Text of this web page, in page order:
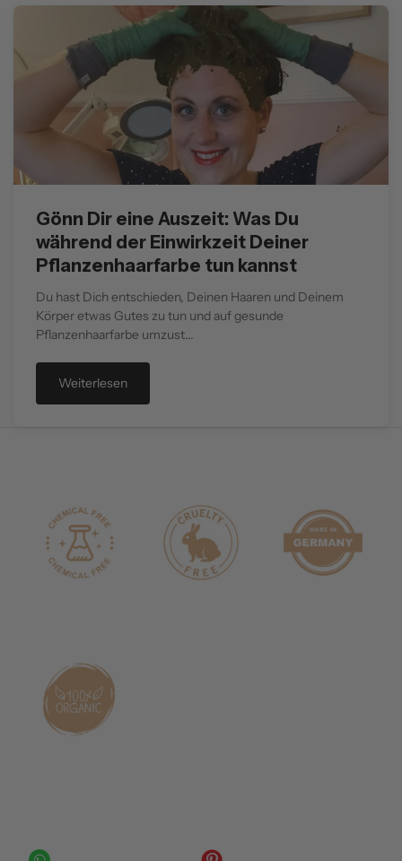
Kundinnen, die ihre Haare mit unserer
Pflanzenhaarfarbe gefärbt haben.
Gönn Dir eine Auszeit: Was Du
während der Einwirkzeit Deiner
Pflanzenhaarfarbe tun kannst
Du hast Dich entschieden, Deinen Haaren und Deinem
Körper etwas Gutes zu tun und auf gesunde
Pflanzenhaarfarbe umzust...
Weiterlesen